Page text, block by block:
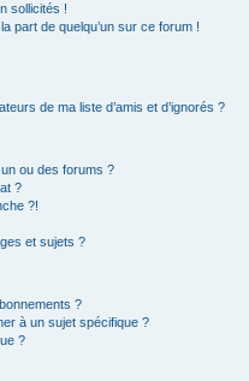
sollicités !
part de quelqu’un sur ce forum !
de ma liste d’amis et d’ignorés ?
ou des forums ?
?
?!
et sujets ?
?
à un sujet spécifique ?
?